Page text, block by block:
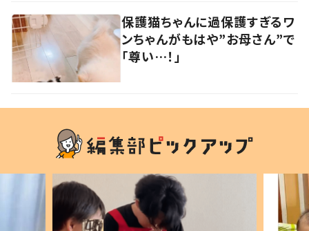
保護猫ちゃんに過保護すぎるワ
ンちゃんがもはや”お母さん”で
「尊い…！」